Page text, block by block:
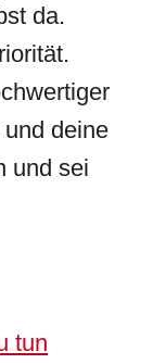
da.
deine
und sei
tun